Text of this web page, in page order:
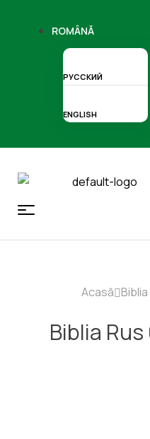
ROMÂNĂ
РУССКИЙ
ENGLISH
Acasă
Biblia